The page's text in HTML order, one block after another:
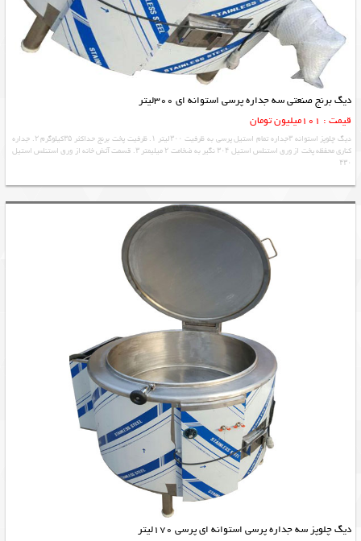
دیگ برنج صنعتی سه جداره پرسی استوانه ای 300لیتر
قیمت : 101میلیون تومان
دیگ چلوپز استوانه ۳جداره تمام استیل پرسی به ظرفیت ۳۰۰لیتر ۱. ظرفیت پخت برنج حداکثر ۳۵کیلوگرم ۲. جداره
کناری محفظه پخت از ورق استنلس استیل ۳۰۴ نگیر به ضخامت ۲ میلیمتر ۳. قسمت آتش خانه از ورق استنلس استیل
۴۳۰
دیگ چلوپز سه جداره پرسی استوانه ای پرسی 170لیتر